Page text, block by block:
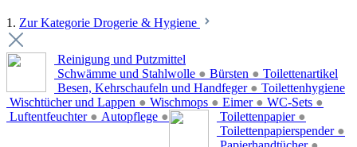
1. Zur Kategorie Drogerie & Hygiene
Reinigung und Putzmittel
Schwämme und Stahlwolle ● Bürsten ●
Besen, Kehrschaufeln und Handfeger ●
Wischtücher und Lappen ● Wischmops ● Eimer ● WC-Sets ●
Luftentfeuchter ● Autopflege ●
Toilettenartikel
Toilettenpapier ●
Toilettenpapierspender ●
Toilettenhygiene